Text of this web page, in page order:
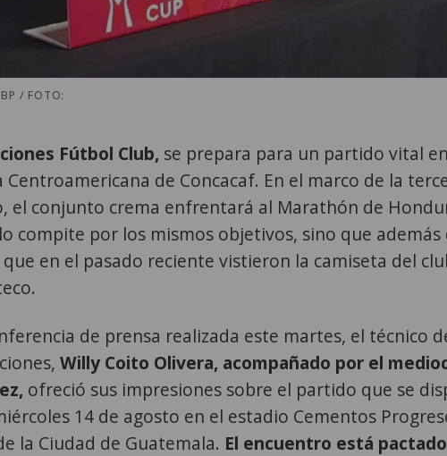
/ FOTO:
Fútbol Club, se prepara para un partido vital
Centroamericana de Concacaf. En el marco de la
el conjunto crema enfrentará al Marathón de
compite por los mismos objetivos, sino que además
en el pasado reciente vistieron la camiseta del
de prensa realizada este martes, el técnico
Willy Coito Olivera, acompañado por el
ofreció sus impresiones sobre el partido que se
14 de agosto en el estadio Cementos
la Ciudad de Guatemala. El encuentro está